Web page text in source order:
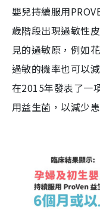
嬰兒持續服用
歲階段出現過敏性
見的過敏原，例如
過敏的機率也可以
在2015年發表了一
用益生菌，以減少